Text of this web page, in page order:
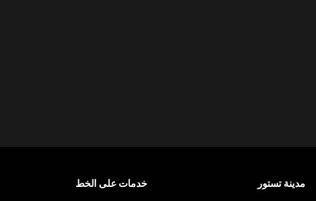
مدينة تستور خدمات على الخط